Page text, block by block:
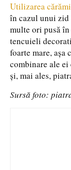
Utilizarea
în cazul unui zid
multe ori pusă
tencuieli
foarte mare,
combinare ale
și, mai ales,
Sursă foto: